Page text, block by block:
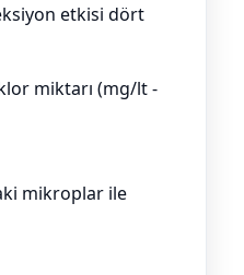
etkisi dört
miktarı (mg/lt -
mikroplar ile